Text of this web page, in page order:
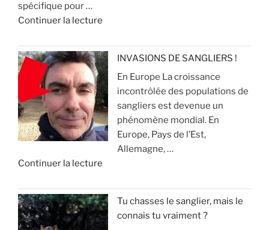
i
t
r
q
u
e
o
u
s
s
e
»
e
u
p
o
u
r
h
a
s
spécifique pour …
Continuer la lecture
«
e
c
h
e
e
a
u
INVASIONS DE SANGLIERS !
En Europe La croissance
incontrôlée des populations de
sangliers est devenue un
phénomène mondial. En
Europe, Pays de l’Est,
Allemagne, …
Continuer la lecture
«
I
Tu chasses le sanglier, mais le
connais tu vraiment ?